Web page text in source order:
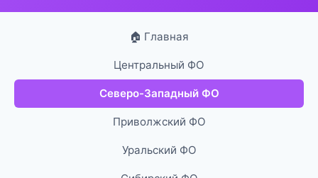
🏠 Главная
Центральный ФО
Северо-Западный ФО
Приволжский ФО
Уральский ФО